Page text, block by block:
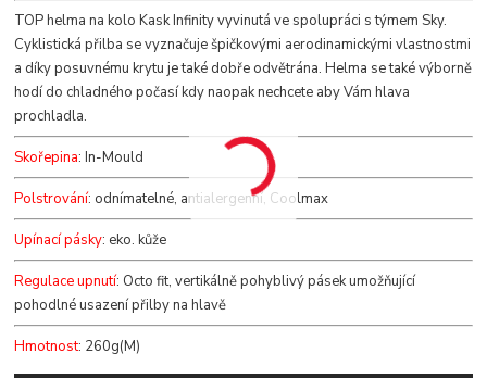
TOP helma na kolo Kask Infinity vyvinutá ve spolupráci s týmem Sky.
Cyklistická přilba se vyznačuje špičkovými aerodinamickými vlastnostmi
a díky posuvnému krytu je také dobře odvětrána. Helma se také výborně
hodí do chladného počasí kdy naopak nechcete aby Vám hlava
prochladla.
Skořepina: In-Mould
Polstrování: odnímatelné, antialergenní, Coolmax
Upínací pásky: eko. kůže
Regulace upnutí: Octo fit, vertikálně pohyblivý pásek umožňující
pohodlné usazení přilby na hlavě
Hmotnost: 260g(M)